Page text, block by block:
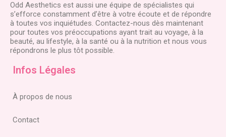
Odd Aesthetics est aussi une équipe de spécialistes qui
s’efforce constamment d’être à votre écoute et de répondre
à toutes vos inquiétudes. Contactez-nous dès maintenant
pour toutes vos préoccupations ayant trait au voyage, à la
beauté, au lifestyle, à la santé ou à la nutrition et nous vous
répondrons le plus tôt possible.
Infos Légales
À propos de nous
Contact